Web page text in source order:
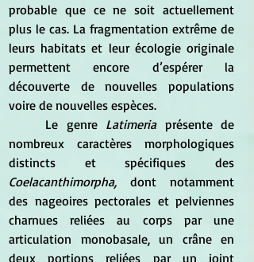
probable que ce ne soit actuellement
plus le cas. La fragmentation extrême de
leurs habitats et leur écologie originale
permettent encore d’espérer la
découverte de nouvelles populations
voire de nouvelles espèces.
	Le genre
Latimeria présente de
nombreux caractères morphologiques
Coelacanthimorpha, dont notamment
des nageoires pectorales et pelviennes
charnues reliées au corps par une
articulation monobasale, un crâne en
deux portions reliées par un joint